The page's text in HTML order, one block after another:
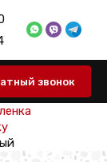
звонок